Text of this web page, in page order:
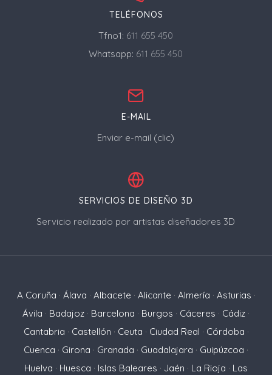
TELÉFONOS
Tfno1: 611 655 450
Whatsapp: 611 655 450
E-MAIL
Enviar e-mail (clic)
SERVICIOS DE DISEÑO 3D
Servicio realizado por artistas diseñadores 3D
A Coruña · Álava · Albacete · Alicante · Almería · Asturias ·
Ávila · Badajoz · Barcelona · Burgos · Cáceres · Cádiz ·
Cantabria · Castellón · Ceuta · Ciudad Real · Córdoba ·
Cuenca · Girona · Granada · Guadalajara · Guipúzcoa ·
Huelva · Huesca · Islas Baleares · Jaén · La Rioja · Las